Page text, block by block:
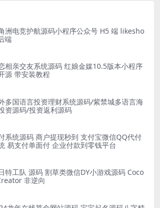
洲电竞护航源码小程序公众号 H5 端 likesho
端
相亲交友系统源码 红娘金媒10.5版本小程序
源 带安装教程
多国语言投资理财系统源码/紫禁城多语言海
资源码/投资返利源码
系统源码 商户提现秒到 支付宝微信QQ代付
易支付单面付 企业付款到零钱平台
特工队 源码 割草类微信DY小游戏源码 Coco
非逆向